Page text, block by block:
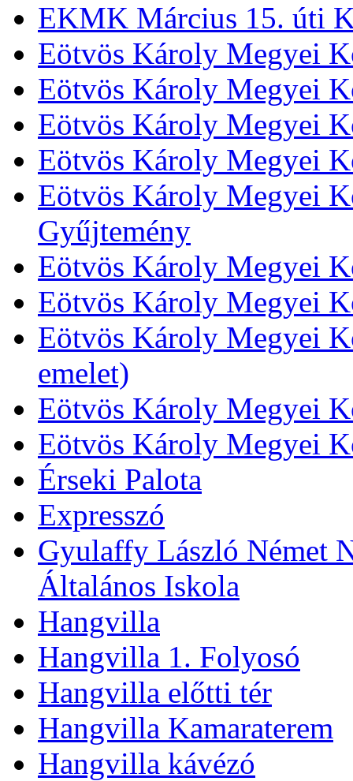
EKMK Március 15. úti
Eötvös Károly Megyei
Eötvös Károly Megyei
Eötvös Károly Megyei
Eötvös Károly Megyei
Eötvös Károly Megyei
Gyűjtemény
Eötvös Károly Megyei
Eötvös Károly Megyei
Eötvös Károly Megyei
emelet)
Eötvös Károly Megyei
Eötvös Károly Megyei
Érseki Palota
Expresszó
Gyulaffy László Német
Általános Iskola
Hangvilla
Hangvilla 1. Folyosó
Hangvilla előtti tér
Hangvilla Kamaraterem
Hangvilla kávézó